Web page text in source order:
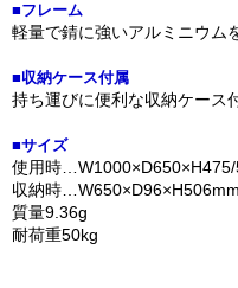
■フレーム
軽量で錆に強いアルミニウム
■収納ケース付属
持ち運びに便利な収納ケース
■サイズ
使用時
収納時…W650×D96×H506mm
質量9.36g
耐荷重50kg